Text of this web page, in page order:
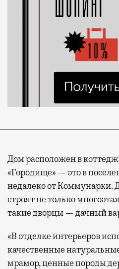
Дом расположен в
«Городище» — это в
недалеко от Коммунарки.
строят не только
такие дворцы — дачный
«В отделке интерьеров
качественные
мрамор, ценные породы